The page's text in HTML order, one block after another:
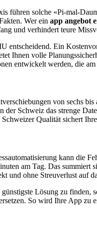
führen solche «Pi-mal-
Wer ein app angebot
und verhindert teure
Ein
Ihnen volle
entwickelt werden, die
von sechs
Schweiz das strenge
Qualität sichert
kann die
am Tag. Das summiert
und ohne Streuverlust auf
Lösung zu finden,
So wird Ihre App